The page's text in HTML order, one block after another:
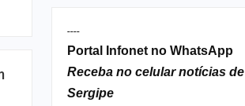
----
Portal Infonet no WhatsApp
Receba no celular notícias de
Sergipe